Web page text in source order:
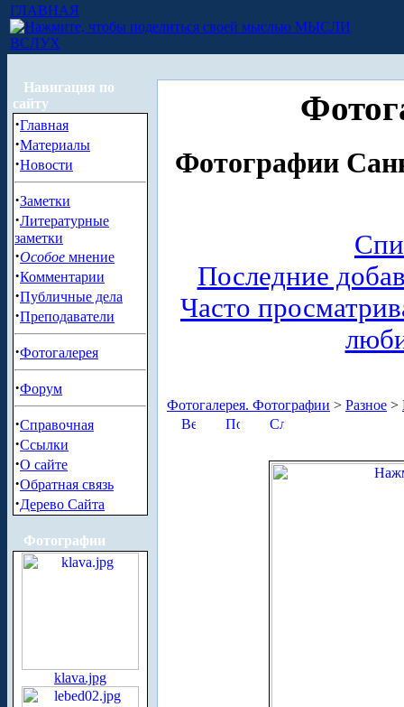
ГЛАВНАЯ
МЫСЛИ
ВСЛУХ
Навигация по
сайту
·Главная
·Материалы
·Новости
·Заметки
·Литературные
заметки
·Особое мнение
·Комментарии
·Публичные дела
·Преподаватели
·Фотогалерея
·Форум
·Справочная
·Ссылки
·О сайте
·Обратная связь
·Дерево Сайта
Фотографии
klava.jpg
Фотографии
Последние
Часто
Фотогалерея. Фотографии > Разное >